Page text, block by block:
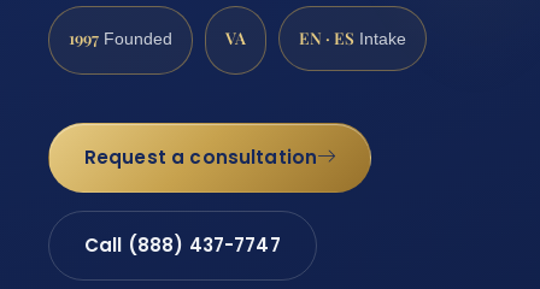
1997 Founded VA EN · ES Intake
Request a consultation
Call (888) 437-7747